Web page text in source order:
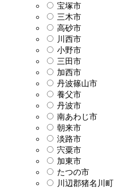
宝塚市
三木市
高砂市
川西市
小野市
三田市
加西市
丹波篠山市
養父市
丹波市
南あわじ市
朝来市
淡路市
宍粟市
加東市
たつの市
川辺郡猪名川町